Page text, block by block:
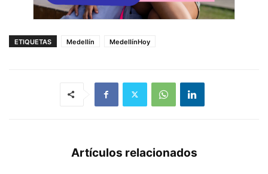
ETIQUETAS Medellín MedellínHoy
Artículos relacionados